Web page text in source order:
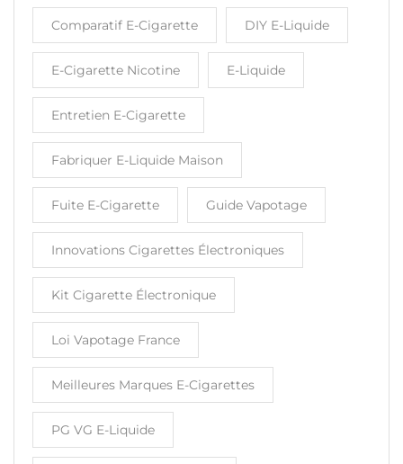
Comparatif E-Cigarette DIY E-Liquide
E-Cigarette Nicotine E-Liquide
Entretien E-Cigarette
Fabriquer E-Liquide Maison
Fuite E-Cigarette Guide Vapotage
Innovations Cigarettes Électroniques
Kit Cigarette Électronique
Loi Vapotage France
Meilleures Marques E-Cigarettes
PG VG E-Liquide